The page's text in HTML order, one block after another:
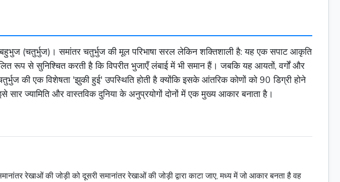
बहुभुज (चतुर्भुज)। समांतर चतुर्भुज की मूल परिभाषा सरल लेकिन शक्तिशाली है: यह एक सपाट आकृति
रूप से सुनिश्चित करती है कि विपरीत भुजाएँ लंबाई में भी समान हैं। जबकि यह आयतों,वर्गोंऔर
की एक विशेषता 'झुकी हुई' उपस्थिति होती है क्योंकि इसके आंतरिक कोणों को 90 डिग्री होने
ज्यामिति और वास्तविक दुनिया के अनुप्रयोगों दोनों में एक मुख्य आकार बनाता है।
रेखाओं की जोड़ी को दूसरी समानांतर रेखाओं की जोड़ी द्वारा काटा जाए, मध्य में जो आकार बनता है वह